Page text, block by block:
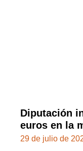
Diputación
euros en la
29 de julio de